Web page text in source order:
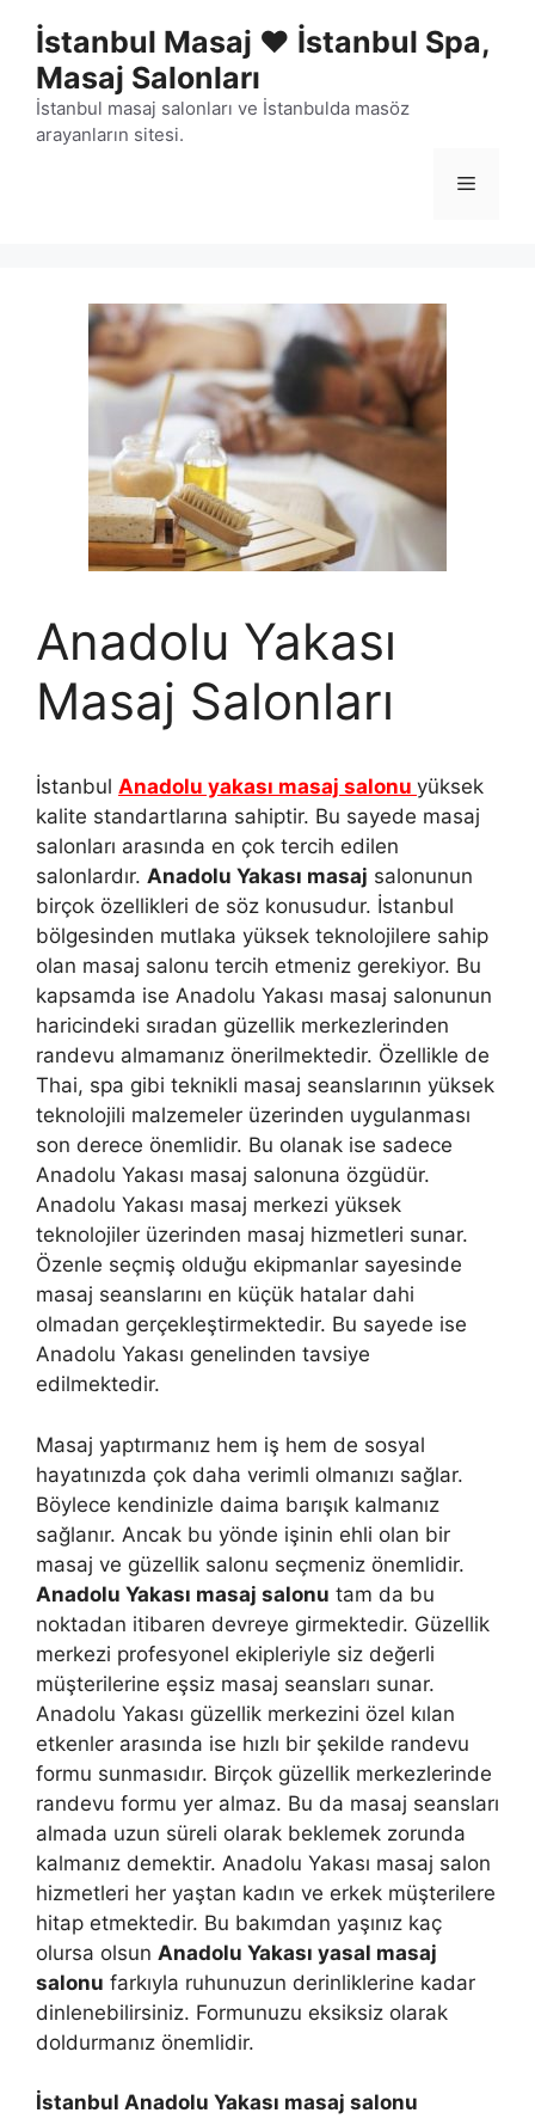
İstanbul Masaj ❤️ İstanbul Spa,
Masaj Salonları
İstanbul masaj salonları ve İstanbulda masöz
arayanların sitesi.
Menü
Anadolu Yakası
Masaj Salonları
İstanbul Anadolu yakası masaj salonu yüksek
kalite standartlarına sahiptir. Bu sayede masaj
salonları arasında en çok tercih edilen
salonlardır. Anadolu Yakası masaj salonunun
birçok özellikleri de söz konusudur. İstanbul
bölgesinden mutlaka yüksek teknolojilere sahip
olan masaj salonu tercih etmeniz gerekiyor. Bu
kapsamda ise Anadolu Yakası masaj salonunun
haricindeki sıradan güzellik merkezlerinden
randevu almamanız önerilmektedir. Özellikle de
Thai, spa gibi teknikli masaj seanslarının yüksek
teknolojili malzemeler üzerinden uygulanması
son derece önemlidir. Bu olanak ise sadece
Anadolu Yakası masaj salonuna özgüdür.
Anadolu Yakası masaj merkezi yüksek
teknolojiler üzerinden masaj hizmetleri sunar.
Özenle seçmiş olduğu ekipmanlar sayesinde
masaj seanslarını en küçük hatalar dahi
olmadan gerçekleştirmektedir. Bu sayede ise
Anadolu Yakası genelinden tavsiye
edilmektedir.
Masaj yaptırmanız hem iş hem de sosyal
hayatınızda çok daha verimli olmanızı sağlar.
Böylece kendinizle daima barışık kalmanız
sağlanır. Ancak bu yönde işinin ehli olan bir
masaj ve güzellik salonu seçmeniz önemlidir.
Anadolu Yakası masaj salonu tam da bu
noktadan itibaren devreye girmektedir. Güzellik
merkezi profesyonel ekipleriyle siz değerli
müşterilerine eşsiz masaj seansları sunar.
Anadolu Yakası güzellik merkezini özel kılan
etkenler arasında ise hızlı bir şekilde randevu
formu sunmasıdır. Birçok güzellik merkezlerinde
randevu formu yer almaz. Bu da masaj seansları
almada uzun süreli olarak beklemek zorunda
kalmanız demektir. Anadolu Yakası masaj salon
hizmetleri her yaştan kadın ve erkek müşterilere
hitap etmektedir. Bu bakımdan yaşınız kaç
olursa olsun Anadolu Yakası yasal masaj
salonu farkıyla ruhunuzun derinliklerine kadar
dinlenebilirsiniz. Formunuzu eksiksiz olarak
doldurmanız önemlidir.
İstanbul Anadolu Yakası masaj salonu